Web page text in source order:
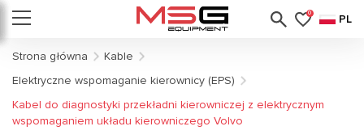
0 PL
Strona główna
Kable
Elektryczne wspomaganie kierownicy (EPS)
Kabel do diagnostyki przekładni kierowniczej z elektrycznym
wspomaganiem układu kierowniczego Volvo